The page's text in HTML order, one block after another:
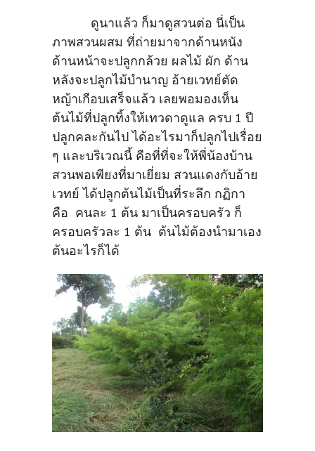
ดูนาแล้ว ก็มาดูสวนต่อ นี่เป็น
ภาพสวนผสม ที่ถ่ายมาจากด้านหนัง
ด้านหน้าจะปลูกกล้วย ผลไม้ ผัก ด้าน
หลังจะปลูกไม้บำนาญ อ้ายเวทย์ตัด
หญ้าเกือบเสร็จแล้ว เลยพอมองเห็น
ต้นไม้ที่ปลูกทิ้งให้เทวดาดูแล ครบ 1 ปี
ปลูกคละกันไป ได้อะไรมาก็ปลูกไปเรื่อย
ๆ และบริเวณนี้ คือที่ที่จะให้พี่น้องบ้าน
สวนพอเพียงที่มาเยี่ยม สวนแดงกับอ้าย
เวทย์ ได้ปลูกต้นไม้เป็นที่ระลึก กฏิกา
คือ คนละ 1 ต้น มาเป็นครอบครัว ก็
ครอบครัวละ 1 ต้น ต้นไม้ต้องนำมาเอง
ต้นอะไรก็ได้